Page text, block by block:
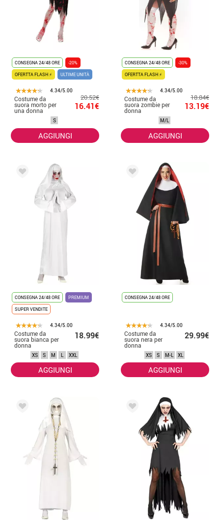
CONSEGNA 24/48 ORE
-20%
OFERTTA FLASH ⚡
ULTIME UNITÀ
4.34/5.00
Costume da
suora morto per
una donna
20.52€
16.41€
S
AGGIUNGI
CONSEGNA 24/48 ORE
-30%
OFERTTA FLASH ⚡
4.34/5.00
Costume da
suora zombie per
donna
18.84€
13.19€
M/L
AGGIUNGI
CONSEGNA 24/48 ORE
PREMIUM
SUPER VENDITE
4.34/5.00
Costume da
suora bianca per
donna
18.99€
XS S M L XXL
AGGIUNGI
CONSEGNA 24/48 ORE
4.34/5.00
Costume da
suora nera per
donna
29.99€
XS S M-L XL
AGGIUNGI